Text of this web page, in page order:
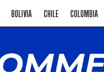
BOLIVIA CHILE COLOMBIA